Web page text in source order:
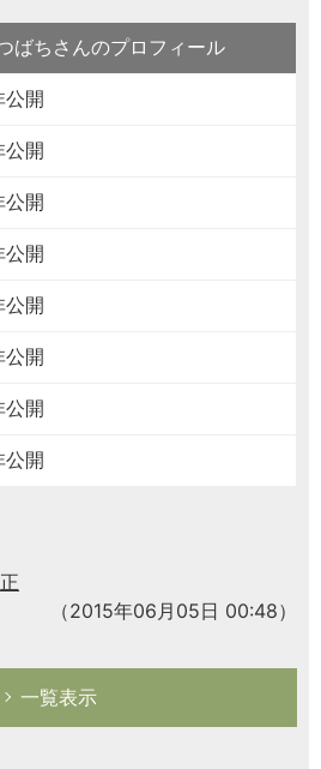
ばちさんのプロフィール
公開
公開
公開
公開
公開
公開
公開
公開
（2015年06月05日 00:48）
一覧表示